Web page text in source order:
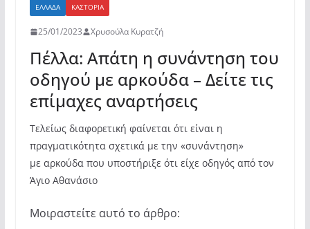
ΕΛΛΆΔΑ ΚΑΣΤΟΡΙΆ
25/01/2023 Χρυσούλα Κυρατζή
Πέλλα: Απάτη η συνάντηση του
οδηγού με αρκούδα – Δείτε τις
επίμαχες αναρτήσεις
Τελείως διαφορετική φαίνεται ότι είναι η
πραγματικότητα σχετικά με την «συνάντηση»
με αρκούδα που υποστήριξε ότι είχε οδηγός από τον
Άγιο Αθανάσιο
Μοιραστείτε αυτό το άρθρο: